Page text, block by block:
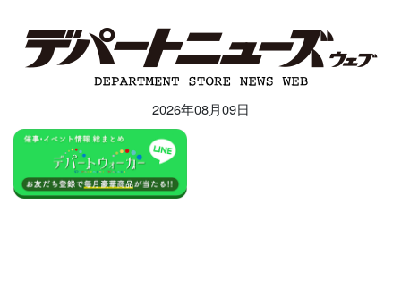
2026年08月09日